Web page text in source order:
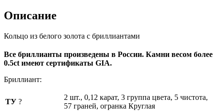
Описание
Кольцо из белого золота с бриллиантами
Все бриллианты произведены в России. Камни весом более
0.5ct имеют сертификаты GIA.
Бриллиант:
ТУ ?
2 шт., 0,12 карат, 3 группа цвета, 5 чистота,
57 граней, огранка Круглая